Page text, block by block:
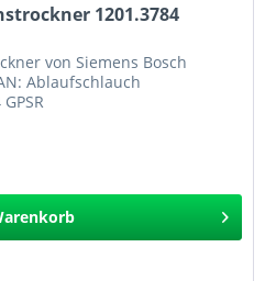
1201.3784
von Siemens Bosch
Ablaufschlauch